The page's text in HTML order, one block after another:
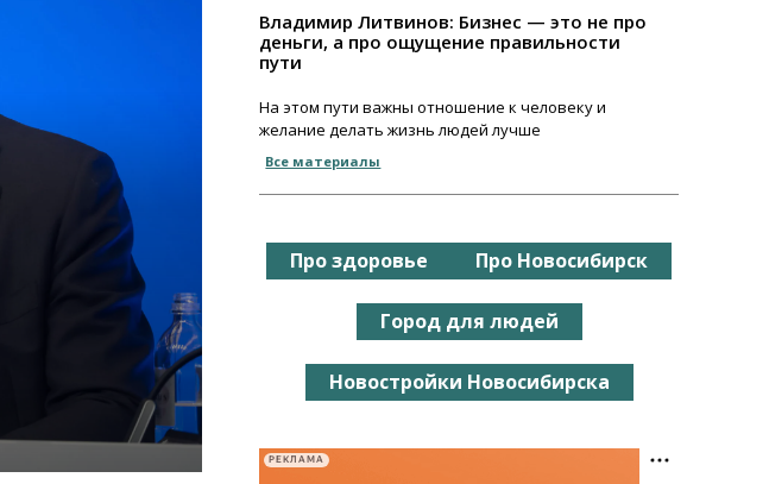
Владимир Литвинов: Бизнес — это не про
деньги, а про ощущение правильности
пути
На этом пути важны отношение к человеку и
желание делать жизнь людей лучше
Все материалы
Про здоровье Про Новосибирск
Город для людей
Новостройки Новосибирска
РЕКЛАМА